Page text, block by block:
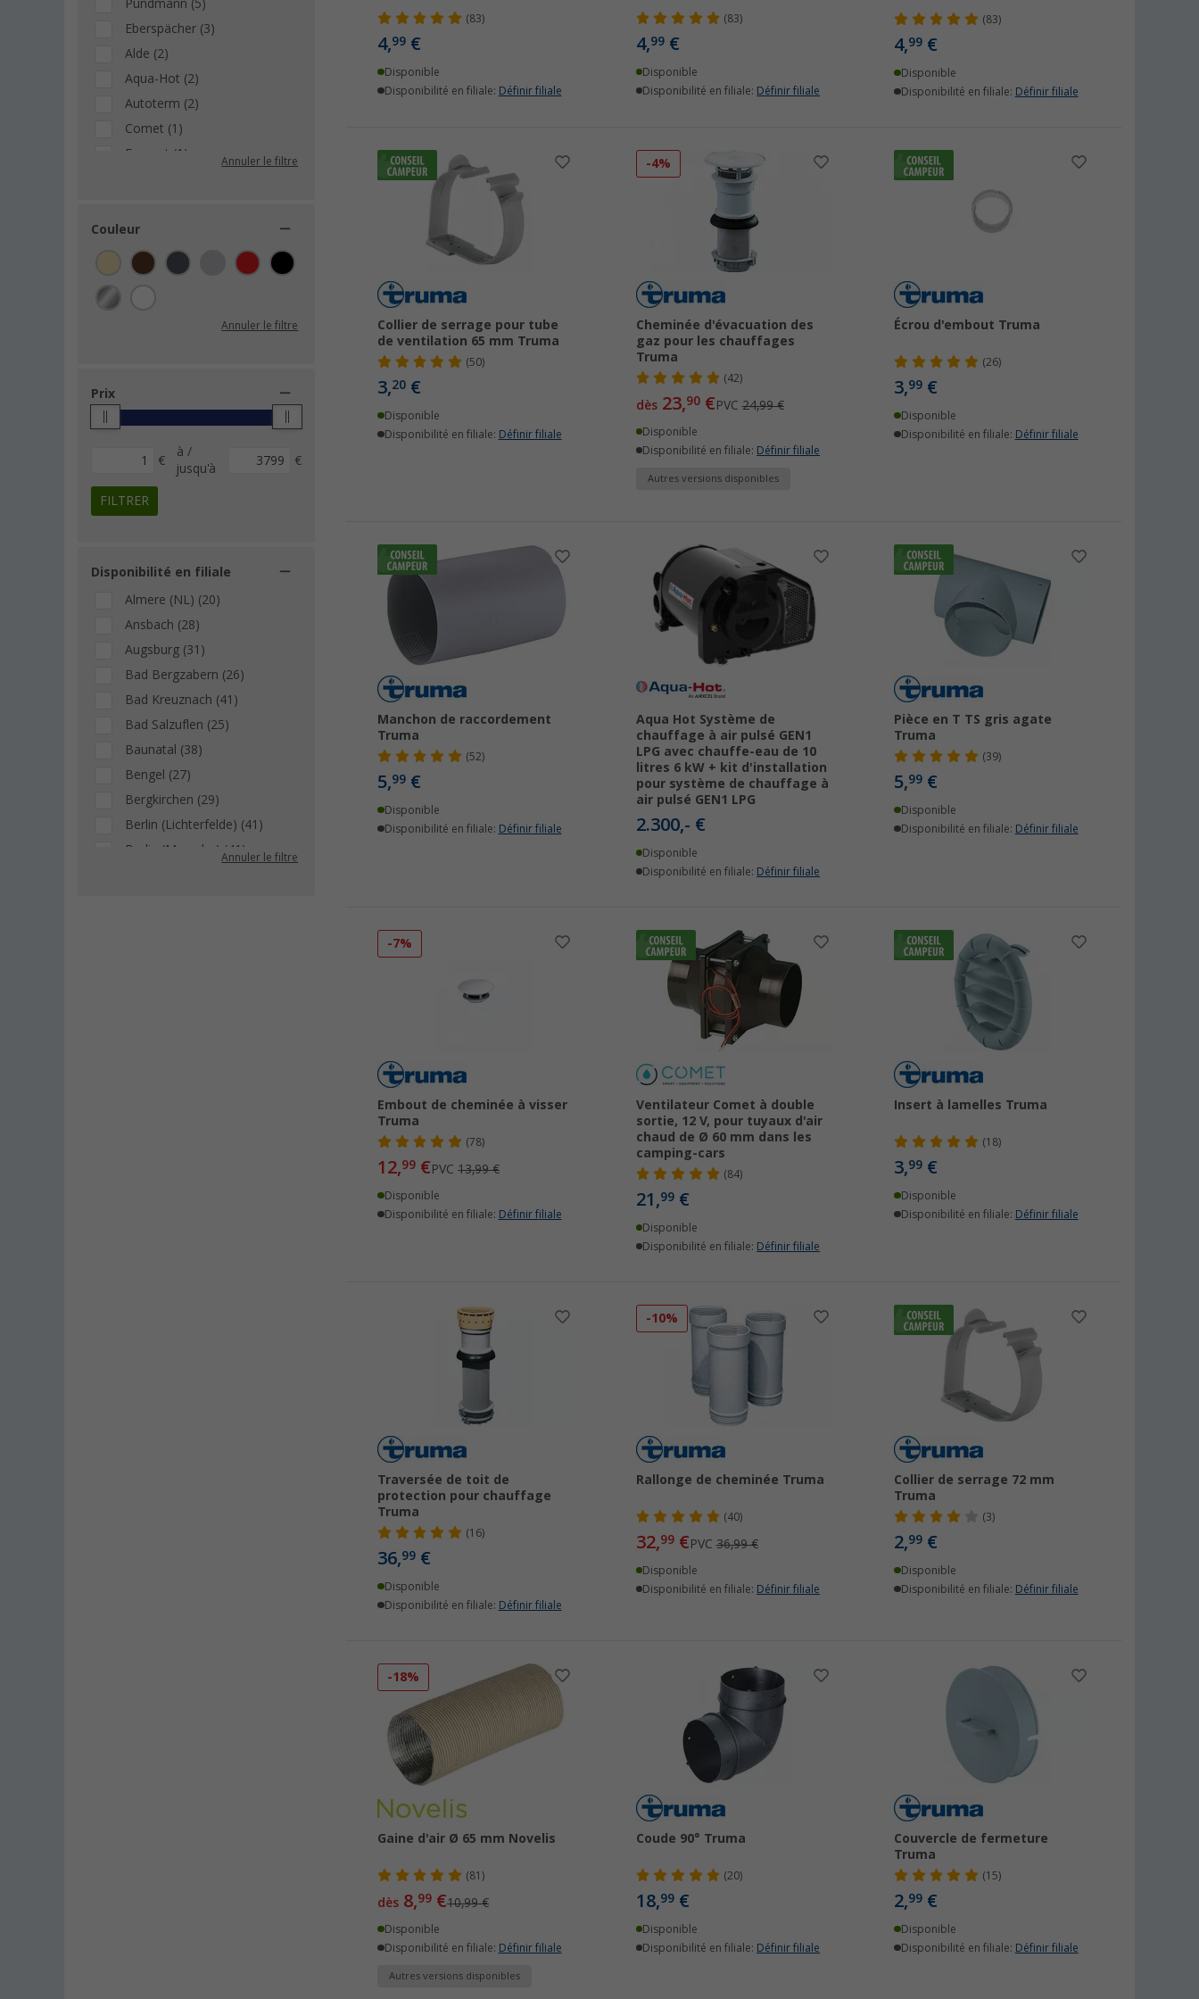
Pundmann (5)
Eberspächer (3)
Alde (2)
Aqua-Hot (2)
Autoterm (2)
Comet (1)
Ecomat (1)
Annuler le filtre
Couleur
Annuler le filtre
Prix
€
à /
jusqu'à
€
FILTRER
Disponibilité en filiale
Almere (NL) (20)
Ansbach (28)
Augsburg (31)
Bad Bergzabern (26)
Bad Kreuznach (41)
Bad Salzuflen (25)
Baunatal (38)
Bengel (27)
Bergkirchen (29)
Berlin (Lichterfelde) (41)
Berlin (Marzahn) (41)
Annuler le filtre
(83)
4,99 €
Disponible
Disponibilité en filiale: Définir filiale
(83)
4,99€
Disponible
Disponibilité en filiale: Définir filiale
(83)
4,99 €
Disponible
Disponibilité en filiale: Définir filiale
Collier de serrage pour tube
de ventilation 65 mm Truma
(50)
3,20 €
Disponible
Disponibilité en filiale: Définir filiale
-4%
Cheminée d'évacuation des
gaz pour les chauffages
Truma
(42)
dès23,90€PVC24,99 €
Disponible
Disponibilité en filiale: Définir filiale
Autres versions disponibles
Écrou d'embout Truma
(26)
3,99 €
Disponible
Disponibilité en filiale: Définir filiale
Manchon de raccordement
Truma
(52)
5,99 €
Disponible
Disponibilité en filiale: Définir filiale
Aqua Hot Système de
chauffage à air pulsé GEN1
LPG avec chauffe-eau de 10
litres 6 kW + kit d'installation
pour système de chauffage à
air pulsé GEN1 LPG
2.300,- €
Disponible
Disponibilité en filiale: Définir filiale
Pièce en T TS gris agate
Truma
(39)
5,99 €
Disponible
Disponibilité en filiale: Définir filiale
-7%
Embout de cheminée à visser
Truma
(78)
12,99 €PVC13,99 €
Disponible
Disponibilité en filiale: Définir filiale
Ventilateur Comet à double
sortie, 12 V, pour tuyaux d'air
chaud de Ø 60 mm dans les
camping-cars
(84)
21,99€
Disponible
Disponibilité en filiale: Définir filiale
Insert à lamelles Truma
(18)
3,99 €
Disponible
Disponibilité en filiale: Définir filiale
Traversée de toit de
protection pour chauffage
Truma
(16)
36,99 €
Disponible
Disponibilité en filiale: Définir filiale
-10%
Rallonge de cheminée Truma
(40)
32,99€PVC36,99 €
Disponible
Disponibilité en filiale: Définir filiale
Collier de serrage 72 mm
Truma
(3)
2,99 €
Disponible
Disponibilité en filiale: Définir filiale
-18%
Gaine d'air Ø 65 mm Novelis
(81)
dès 8,99 €10,99 €
Disponible
Disponibilité en filiale: Définir filiale
Autres versions disponibles
Coude 90° Truma
(20)
18,99€
Disponible
Disponibilité en filiale: Définir filiale
Couvercle de fermeture
Truma
(15)
2,99 €
Disponible
Disponibilité en filiale: Définir filiale